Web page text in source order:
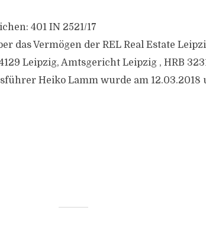
401 IN 2521/17
das Vermögen der REL Real Estate
Leipzig, Amtsgericht Leipzig , HRB
Heiko Lamm wurde am 12.03.2018